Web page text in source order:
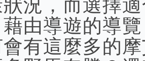
況，而選擇
由導遊的導
有這麼多的